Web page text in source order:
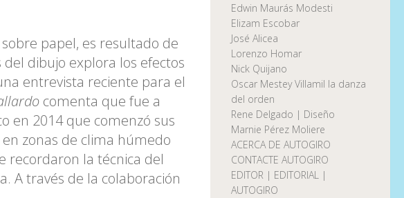
papel, es resultado de
dibujo explora los efectos
entrevista reciente para el
comenta que fue a
en 2014 que comenzó sus
zonas de clima húmedo
recordaron la técnica del
A través de la colaboración
Edwin Maurás Modesti
Elizam Escobar
José Alicea
Lorenzo Homar
Nick Quijano
Oscar Mestey Villamil la danza
del orden
Rene Delgado | Diseño
Marnie Pérez Moliere
ACERCA DE AUTOGIRO
CONTACTE AUTOGIRO
EDITOR | EDITORIAL |
AUTOGIRO